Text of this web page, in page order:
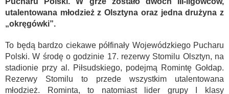
utalentowana młodzież z Olsztyna oraz jedna drużyna z
„okręgówki”.
To będą bardzo ciekawe półfinały Wojewódzkiego Pucharu
Polski. W środę o godzinie 17. rezerwy Stomilu Olsztyn, na
stadionie przy al. Piłsudskiego, podejmą Romintę Gołdap.
Rezerwy Stomilu to przede wszystkim utalentowana
młodzież. Rominta, to natomiast lider grupy I klasy